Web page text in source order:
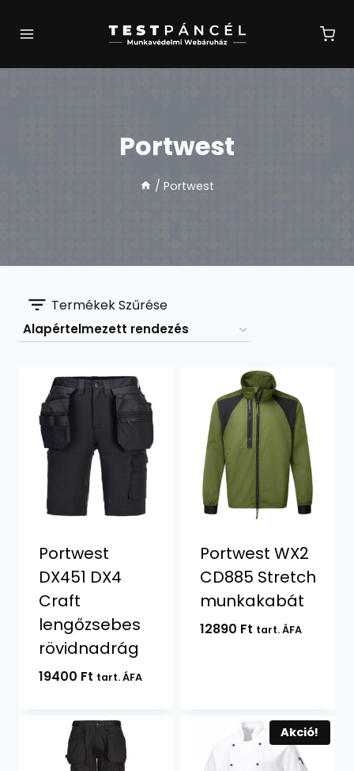
Portwest
/ Portwest
Termékek Szűrése
Portwest
DX451 DX4
Craft
lengőzsebes
rövidnadrág
19400 Ft tart. ÁFA
Portwest WX2
CD885 Stretch
munkakabát
12890 Ft tart. ÁFA
Akció!